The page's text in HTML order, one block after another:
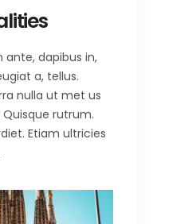
ante, dapibus in,
a, tellus.
nulla ut met us
rutrum.
Etiam ultricies